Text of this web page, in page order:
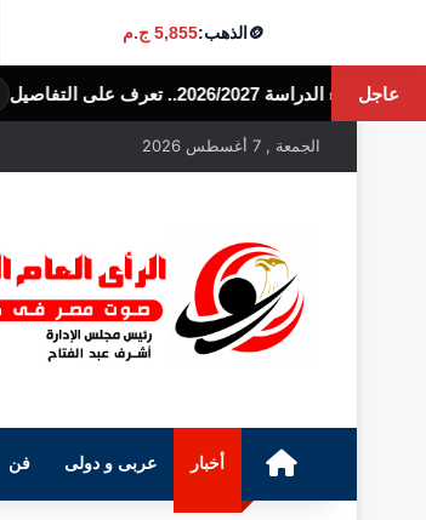
🪙الذهب:5,855 ج.م
عاجل الرأى العام المصرى
الجمعة , 7 أغسطس 2026
الرئيسيةأخبار عربى و دولى فن